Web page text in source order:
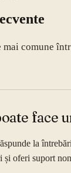
mai comune
face
la
și oferi suport